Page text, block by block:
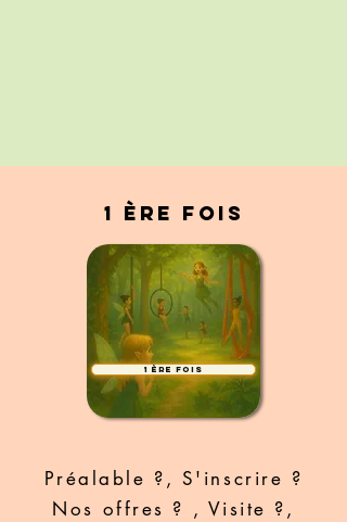
1 ère fois
1 ère fois
Préalable ?, S'inscrire ?
Nos offres ? , Visite ?,